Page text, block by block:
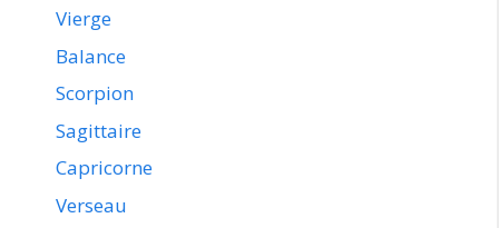
Vierge
Balance
Scorpion
Sagittaire
Capricorne
Verseau